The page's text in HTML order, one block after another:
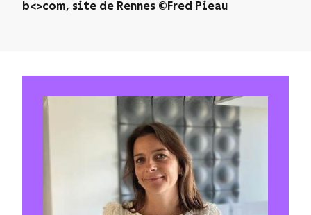
b<>com, site de Rennes ©Fred Pieau